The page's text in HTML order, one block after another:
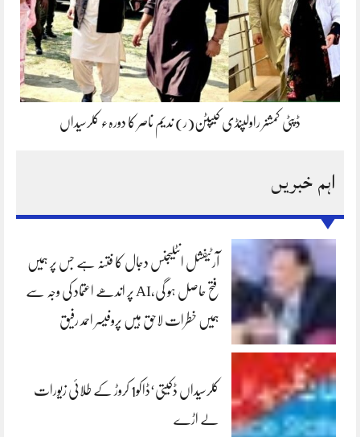
ڈپٹی کمشنر راولپنڈی کیپٹن(ر) ندیم ناصر کا دورہء کلرسیداں
اہم خبریں
آرٹیفشل انٹلیجنس دجال کا فتنہ ہے جس پر ہمیں
فتح حاصل ہو گی،AI پر اندھے اعتماد کی وجہ سے
ہمیں خطرات لاحق ہیں پروفیسر احمد رفیق
کلرسیداں ڈکیتی‘ڈاکو1 کروڑ کے طلائی زیورات
لے اڑے